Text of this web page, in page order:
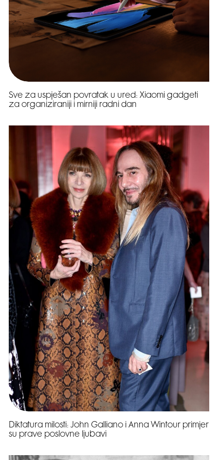
Sve za uspješan povratak u ured: Xiaomi gadgeti
za organiziraniji i mirniji radni dan
Diktatura milosti: John Galliano i Anna Wintour primjer
su prave poslovne ljubavi